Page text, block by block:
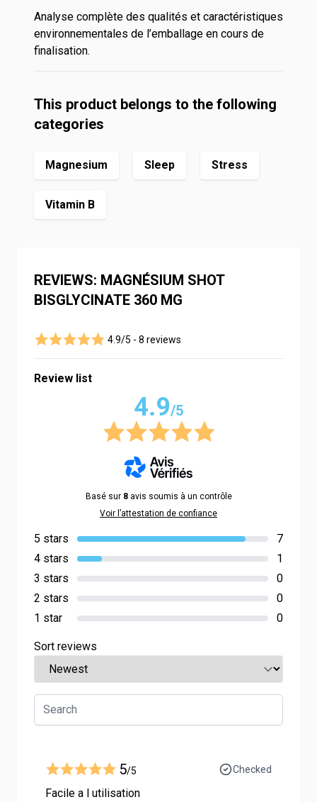
Analyse complète des qualités et caractéristiques
environnementales de l’emballage en cours de
finalisation.
This product belongs to the following
categories
Magnesium Sleep Stress
Vitamin B
REVIEWS: MAGNÉSIUM SHOT
BISGLYCINATE 360 MG
4.9/5 - 8 reviews
Review list
4.9/5
Basé sur 8avis soumis à un contrôle
Voir l’attestation de confiance
5 stars
7
4 stars
1
3 stars
0
2 stars
0
1 star
0
Sort reviews
5/5 Checked
Facile a l utilisation